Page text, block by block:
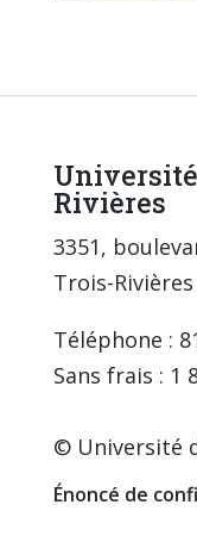
Université
Rivières
3351,
Trois-
Téléphone :
Sans frais : 1
© Université
Énoncé de